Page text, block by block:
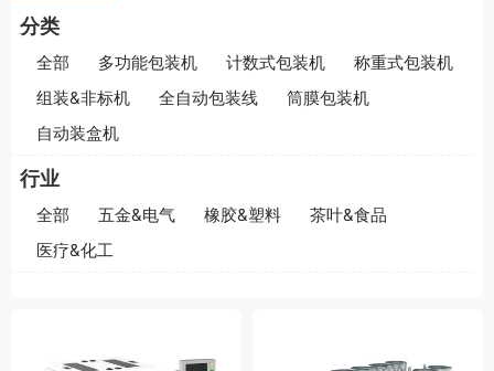
分类
全部 多功能包装机 计数式包装机
称重式包装机
组装&非标机
全自动包装线
筒膜包装机
自动装盒机
行业
全部 五金&电气 橡胶&塑料
茶叶&食品
医疗&化工